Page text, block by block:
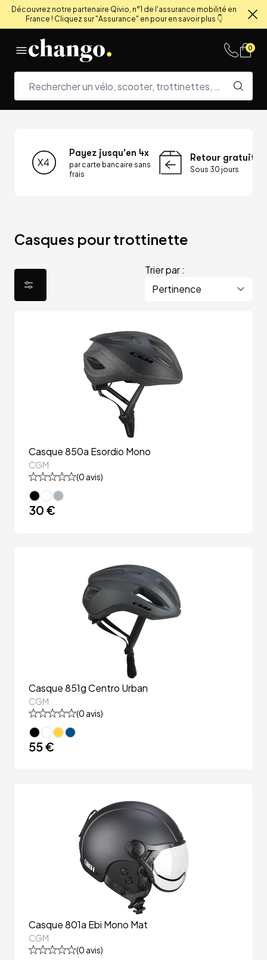
Découvrez notre partenaire Qivio, n°1 de l'assurance mobilité en
France ! Cliquez sur "Assurance" en pour en savoir plus 👇
0
Payez jusqu'en 4x
par carte bancaire sans
frais
Retour gratuit
Sous 30 jours
Casques pour trottinette
Trier par :
Casque 850a Esordio Mono
CGM
(0 avis)
30 €
Casque 851g Centro Urban
CGM
(0 avis)
55 €
Casque 801a Ebi Mono Mat
CGM
(0 avis)